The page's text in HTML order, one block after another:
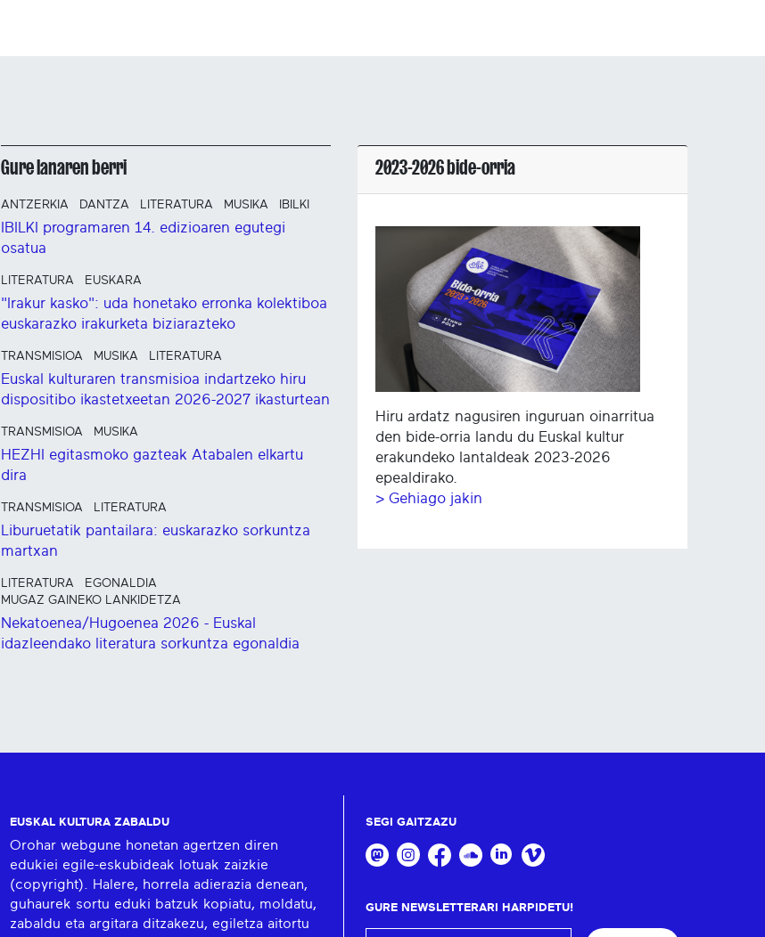
Gure lanaren berri
ANTZERKIA DANTZA LITERATURA MUSIKA IBILKI
IBILKI programaren 14. edizioaren egutegi
osatua
LITERATURA EUSKARA
"Irakur kasko": uda honetako erronka kolektiboa
euskarazko irakurketa biziarazteko
TRANSMISIOA MUSIKA LITERATURA
Euskal kulturaren transmisioa indartzeko hiru
dispositibo ikastetxeetan 2026-2027 ikasturtean
TRANSMISIOA MUSIKA
HEZHI egitasmoko gazteak Atabalen elkartu
dira
TRANSMISIOA LITERATURA
Liburuetatik pantailara: euskarazko sorkuntza
martxan
LITERATURA
EGONALDIA
MUGAZ GAINEKO LANKIDETZA
Nekatoenea/Hugoenea 2026 - Euskal
idazleendako literatura sorkuntza egonaldia
2023-2026 bide-orria
Hiru ardatz nagusiren inguruan oinarritua
den bide-orria landu du Euskal kultur
erakundeko lantaldeak 2023-2026
epealdirako.
> Gehiago jakin
EUSKAL KULTURA ZABALDU
Orohar webgune honetan agertzen diren
edukiei egile-eskubideak lotuak zaizkie
(copyright). Halere, horrela adierazia denean,
guhaurek sortu eduki batzuk kopiatu, moldatu,
zabaldu eta argitara ditzakezu, egiletza aitortu
SEGI GAITZAZU
GURE NEWSLETTERARI HARPIDETU!